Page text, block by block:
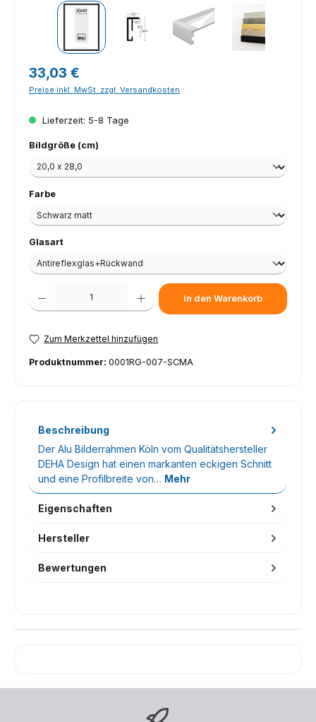
Regulärer Preis:
33,03 €
Preise inkl. MwSt. zzgl. Versandkosten
Lieferzeit: 5-8 Tage
Bildgröße (cm)
Farbeauswählen
Glasartauswählen
Produkt Anzahl: Gib den gewünschten Wert ein oder benutze die
In den Warenkorb
Zum Merkzettel hinzufügen
Produktnummer: 0001RG-007-SCMA
Beschreibung
Der Alu Bilderrahmen Köln vom Qualitätshersteller
DEHA Design hat einen markanten eckigen Schnitt
und eine Profilbreite von… Mehr
Eigenschaften
Hersteller
Bewertungen